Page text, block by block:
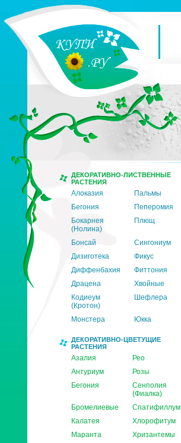
ДЕКОРАТИВНО-ЛИСТВЕННЫЕ
РАСТЕНИЯ
Алоказия
Пальмы
Бегония
Пеперомия
Бокарнея
(Нолина)
Плющ
Бонсай
Сингониум
Дизиготека
Фикус
Диффенбахия
Фиттония
Драцена
Хвойные
Кодиеум
(Кротон)
Шефлера
Монстера Юкка
ДЕКОРАТИВНО-ЦВЕТУЩИЕ
РАСТЕНИЯ
Азалия
Рео
Антуриум
Розы
Бегония
Сенполия
(Фиалка)
Бромелиевые
Спатифиллум
Калатея
Хлорофитум
Маранта
Хризантемы